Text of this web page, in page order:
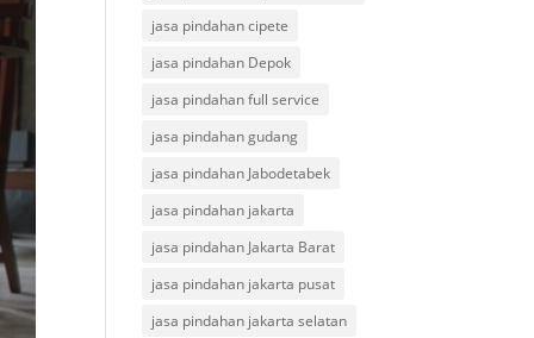
jasa pindahan cipete
jasa pindahan Depok
jasa pindahan full service
jasa pindahan gudang
jasa pindahan Jabodetabek
jasa pindahan jakarta
jasa pindahan Jakarta Barat
jasa pindahan jakarta pusat
jasa pindahan jakarta selatan